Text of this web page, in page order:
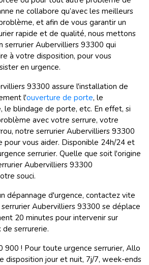
ne collabore qu’avec les meilleurs
et afin de vous garantir un
rapide et de qualité, nous mettons
serrurier Aubervilliers 93300 qui
à votre disposition, pour vous
en urgence.
93300 assure l'installation de
l'ouverture de porte, le
le blindage de porte, etc. En effet, si
avec votre serrure, votre
notre serrurier Aubervilliers 93300
pour vous aider. Disponible 24h/24 et
serrurier. Quelle que soit l'origine
Aubervilliers 93300
souci.
dépannage d'urgence, contactez vite
Aubervilliers 93300 se déplace
20 minutes pour intervenir sur
serrurerie.
! Pour toute urgence serrurier, Allo
disposition jour et nuit, 7j/7, week-ends